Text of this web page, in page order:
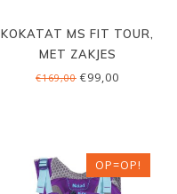
KOKATAT MS FIT TOUR,
MET ZAKJES
€169,00 €99,00
OP=OP!